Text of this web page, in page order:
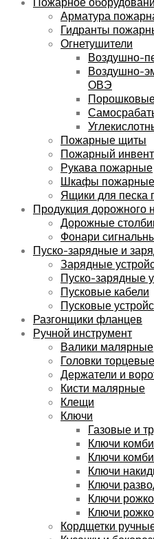
Арматура
Гидранты
Огнетушители
Воздушно-
Воздушно-
ОВЭ
Пожарные щиты
Пожарный
Рукава пожарные
Шкафы пожарные
Ящики для песка
Продукция дорожного
Дорожные
Фонари
Пуско-зарядные и
Зарядные
Пуско-зарядные
Пусковые кабели
Пусковые
Разгонщики фланцев
Ручной инструмент
Валики малярные
Головки торцевые
Держатели и
Кисти малярные
Клещи
Ключи
Газовые и
Ключи
Ключи
Ключи
Ключи
Ключи
Ключи
Кордщетки